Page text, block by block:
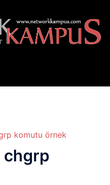
komutu örnek
chgrp